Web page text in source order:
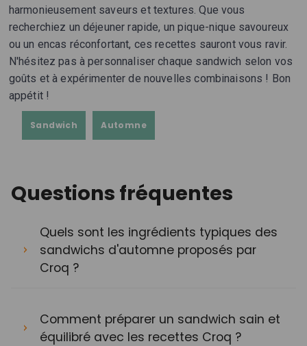
harmonieusement saveurs et textures. Que vous
recherchiez un déjeuner rapide, un pique-nique savoureux
ou un encas réconfortant, ces recettes sauront vous ravir.
N'hésitez pas à personnaliser chaque sandwich selon vos
goûts et à expérimenter de nouvelles combinaisons ! Bon
appétit !
Sandwich Automne
Questions fréquentes
Quels sont les ingrédients typiques des
sandwichs d'automne proposés par
Croq ?
Comment préparer un sandwich sain et
équilibré avec les recettes Croq ?